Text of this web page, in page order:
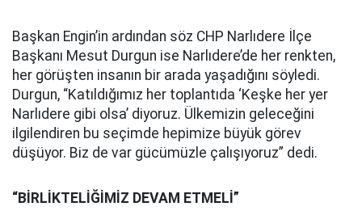
Başkan Engin’in ardından söz CHP Narlıdere İlçe
Başkanı Mesut Durgun ise Narlıdere’de her renkten,
her görüşten insanın bir arada yaşadığını söyledi.
Durgun, “Katıldığımız her toplantıda ‘Keşke her yer
Narlıdere gibi olsa’ diyoruz. Ülkemizin geleceğini
ilgilendiren bu seçimde hepimize büyük görev
düşüyor. Biz de var gücümüzle çalışıyoruz” dedi.
“BİRLİKTELİĞİMİZ DEVAM ETMELİ”